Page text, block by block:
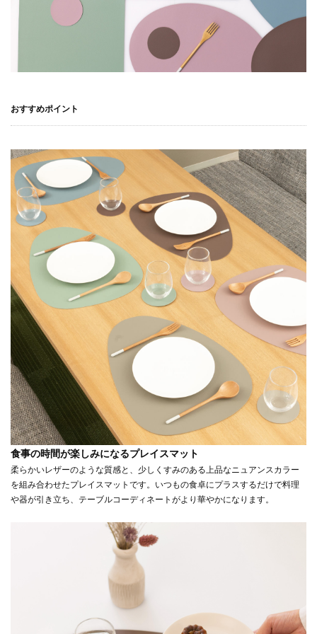
おすすめポイント
食事の時間が楽しみになるプレイスマット
柔らかいレザーのような質感と、少しくすみのある上品なニュアンスカラー
を組み合わせたプレイスマットです。いつもの食卓にプラスするだけで料理
や器が引き立ち、テーブルコーディネートがより華やかになります。